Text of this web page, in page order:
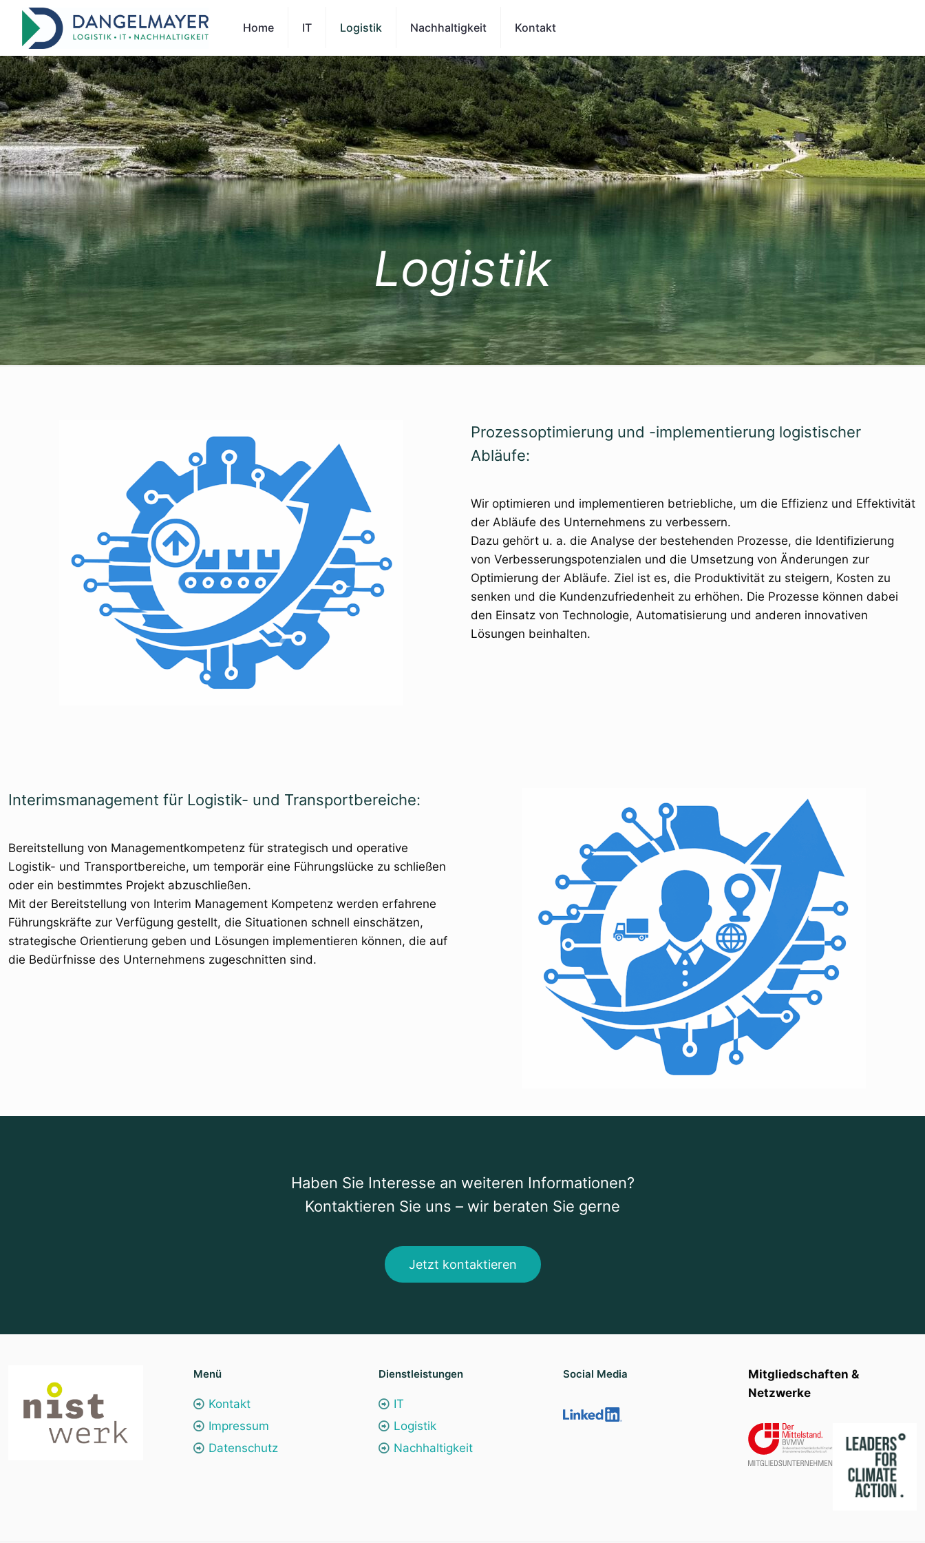
Home IT Logistik Nachhaltigkeit Kontakt
Logistik
Prozessoptimierung und -implementierung logistischer
Abläufe:
Wir optimieren und implementieren betriebliche, um die Effizienz und Effektivität
der Abläufe des Unternehmens zu verbessern.
Dazu gehört u. a. die Analyse der bestehenden Prozesse, die Identifizierung
von Verbesserungspotenzialen und die Umsetzung von Änderungen zur
Optimierung der Abläufe. Ziel ist es, die Produktivität zu steigern, Kosten zu
senken und die Kundenzufriedenheit zu erhöhen. Die Prozesse können dabei
den Einsatz von Technologie, Automatisierung und anderen innovativen
Lösungen beinhalten.
Interimsmanagement für Logistik- und Transportbereiche:
Bereitstellung von Managementkompetenz für strategisch und operative
Logistik- und Transportbereiche, um temporär eine Führungslücke zu schließen
oder ein bestimmtes Projekt abzuschließen.
Mit der Bereitstellung von Interim Management Kompetenz werden erfahrene
Führungskräfte zur Verfügung gestellt, die Situationen schnell einschätzen,
strategische Orientierung geben und Lösungen implementieren können, die auf
die Bedürfnisse des Unternehmens zugeschnitten sind.
Haben Sie Interesse an weiteren Informationen?
Kontaktieren Sie uns – wir beraten Sie gerne
Jetzt kontaktieren
Menü
Kontakt
Impressum
Datenschutz
Dienstleistungen
IT
Logistik
Nachhaltigkeit
Social Media
Mitgliedschaften &
Netzwerke